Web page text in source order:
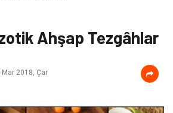
Ahşap Tezgâhlar
Mar 2018, Çar